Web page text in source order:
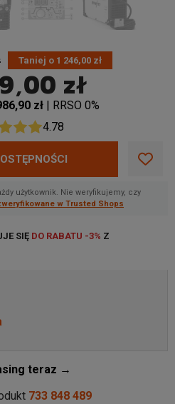
Taniej o 1 246,00 zł
zł
zł | RRSO 0%
4.78
użytkownik. Nie weryfikujemy, czy
w Trusted Shops
SIĘ DO RABATU -3% Z
teraz →
733 848 489